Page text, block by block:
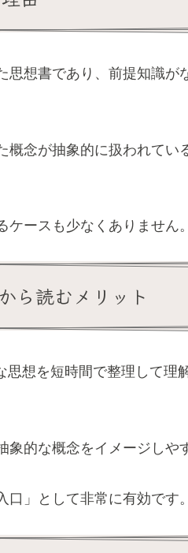
想書であり、前提知識が
念が抽象的に扱われてい
ースも少なくありません。
ら読むメリット
想を短時間で整理して理
的な概念をイメージしや
」として非常に有効です。